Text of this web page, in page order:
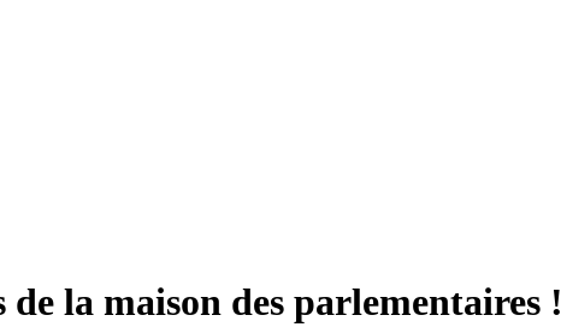
la maison des parlementaires !